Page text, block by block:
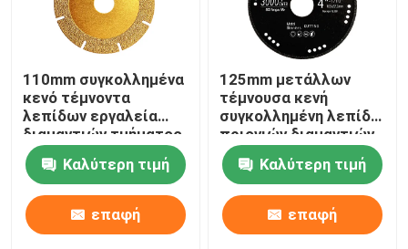
110mm συγκολλημένα
κενό τέμνοντα
λεπίδων εργαλεία
διαμαντιών τμήματος
καθολικά
Καλύτερη τιμή
επαφή
125mm μετάλλων
τέμνουσα κενή
συγκολλημένη λεπίδα
πριονιών διαμαντιών
πολυσύνθετη για το
ανοξείδωτο
Καλύτερη τιμή
επαφή